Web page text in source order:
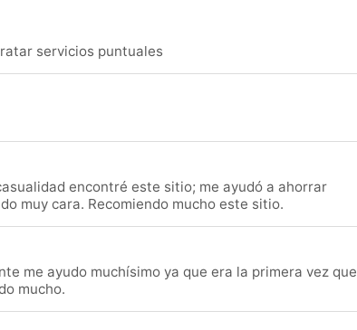
servicios puntuales
encontré este sitio; me ayudó a ahorrar
muy cara. Recomiendo mucho este sitio.
me ayudo muchísimo ya que era la primera vez que
mucho.